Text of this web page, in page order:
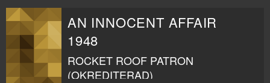
AN INNOCENT AFFAIR
1948
ROCKET ROOF PATRON
(OKREDITERAD)